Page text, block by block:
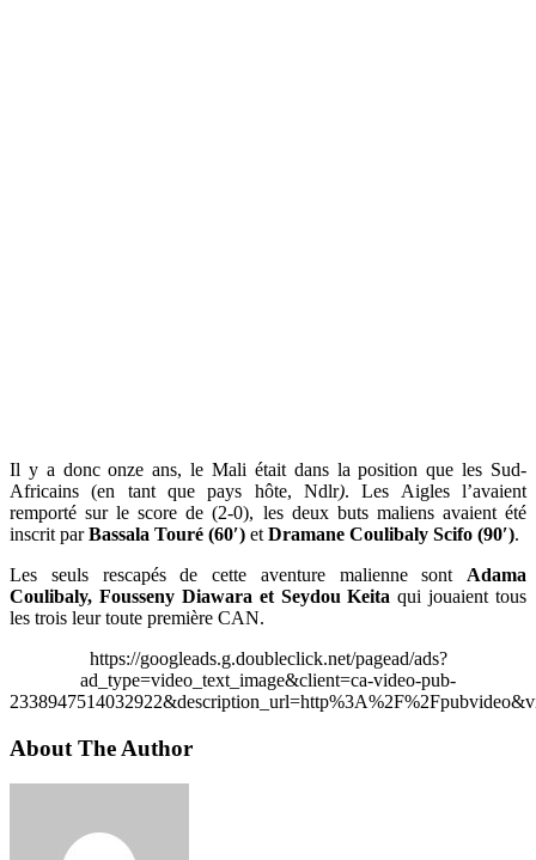
Il y a donc onze ans, le Mali était dans la position que les Sud-
Africains (en tant que pays hôte, Ndlr). Les Aigles l’avaient
remporté sur le score de (2-0), les deux buts maliens avaient été
inscrit parBassala Touré (60′) et Dramane Coulibaly Scifo (90′).
Les seuls rescapés de cette aventure malienne sont Adama
Coulibaly, Fousseny Diawara et Seydou Keita qui jouaient tous
les trois leur toute première CAN.
https://googleads.g.doubleclick.net/pagead/ads?
ad_type=video_text_image&client=ca-video-pub-
About The Author